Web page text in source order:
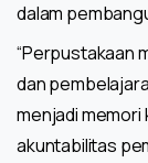
dalam
“Perpustakaan
dan
menjadi
akuntabilitas